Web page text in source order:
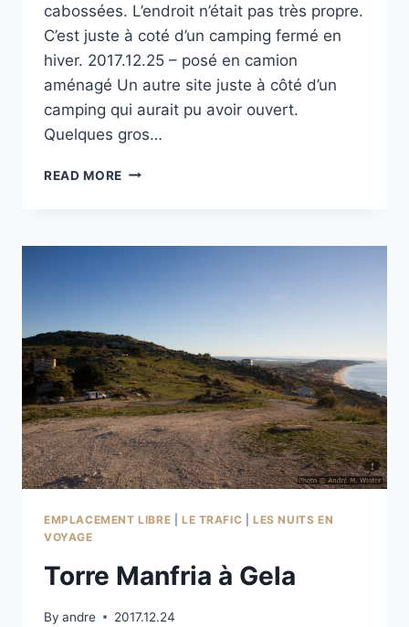
cabossées. L’endroit n’était pas très propre.
C’est juste à coté d’un camping fermé en
hiver. 2017.12.25 – posé en camion
aménagé Un autre site juste à côté d’un
camping qui aurait pu avoir ouvert.
Quelques gros…
READ MORE PUNTA
MODICA
EMPLACEMENT LIBRE LE TRAFIC |LES NUITS EN
VOYAGE
Torre Manfria à Gela
By andre 2017.12.24